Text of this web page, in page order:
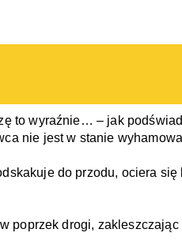
to wyraźnie… – jak
nie jest w stanie
do przodu, ociera
poprzek drogi,